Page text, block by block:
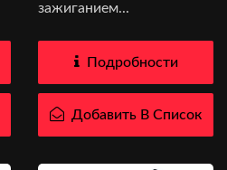
зажиганием...
Подробности
Добавить В Список